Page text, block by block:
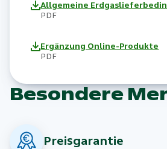
Allgemeine
PDF
Ergänzung Online-Produkte
PDF
Besondere
Preisgarantie